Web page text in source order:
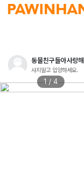
동물친구들아사랑해
사지말고 입양하세요.
1 / 4